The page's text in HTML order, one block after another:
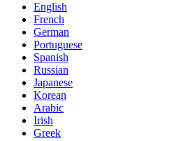
English
French
German
Portuguese
Spanish
Russian
Japanese
Korean
Arabic
Irish
Greek